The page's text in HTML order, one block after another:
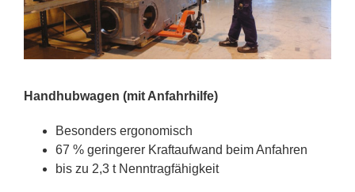
Hand­hub­wa­gen (mit An­fahr­hil­fe)
Be­son­ders er­go­no­misch
67 % ge­rin­ge­rer Kraft­auf­wand beim An­fah­ren
bis zu 2,3 t Nenn­trag­fä­hig­keit